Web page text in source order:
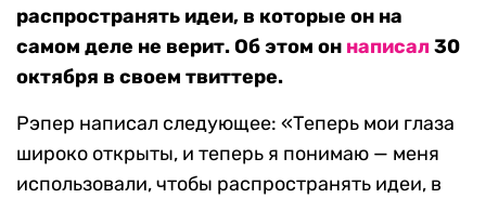
распространять идеи, в которые он на
самом деле не верит. Об этом он написал30
октября в своем твиттере.
Рэпер написал следующее: «Теперь мои глаза
широко открыты, и теперь я понимаю — меня
использовали, чтобы распространять идеи, в